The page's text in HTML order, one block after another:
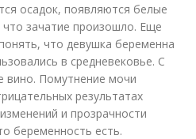
осадок, появляются белые
зачатие произошло. Еще
что девушка беременна
в средневековье. С
вино. Помутнение мочи
результатах
и прозрачности
беременность есть.